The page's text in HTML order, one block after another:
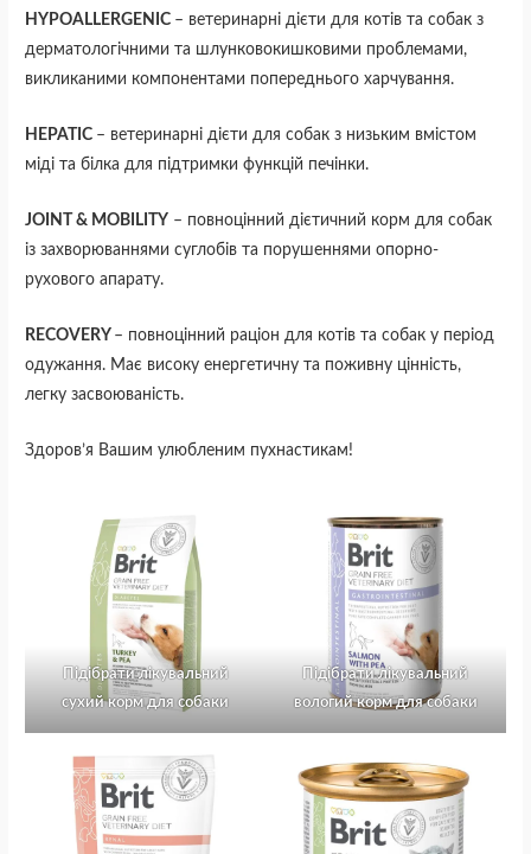
HYPOALLERGENIC – ветеринарні дієти для котів та собак з
дерматологічними та шлунковокишковими проблемами,
викликаними компонентами попереднього харчування.
HEPATIC – ветеринарні дієти для собак з низьким вмістом
міді та білка для підтримки функцій печінки.
JOINT & MOBILITY – повноцінний дієтичний корм для собак
із захворюваннями суглобів та порушеннями опорно-
рухового апарату.
RECOVERY – повноцінний раціон для котів та собак у період
одужання. Має високу енергетичну та поживну цінність,
легку засвоюваність.
Здоров’я Вашим улюбленим пухнастикам!
Підібрати лікувальний
сухий корм для собаки
Підібрати лікувальний
вологий корм для собаки